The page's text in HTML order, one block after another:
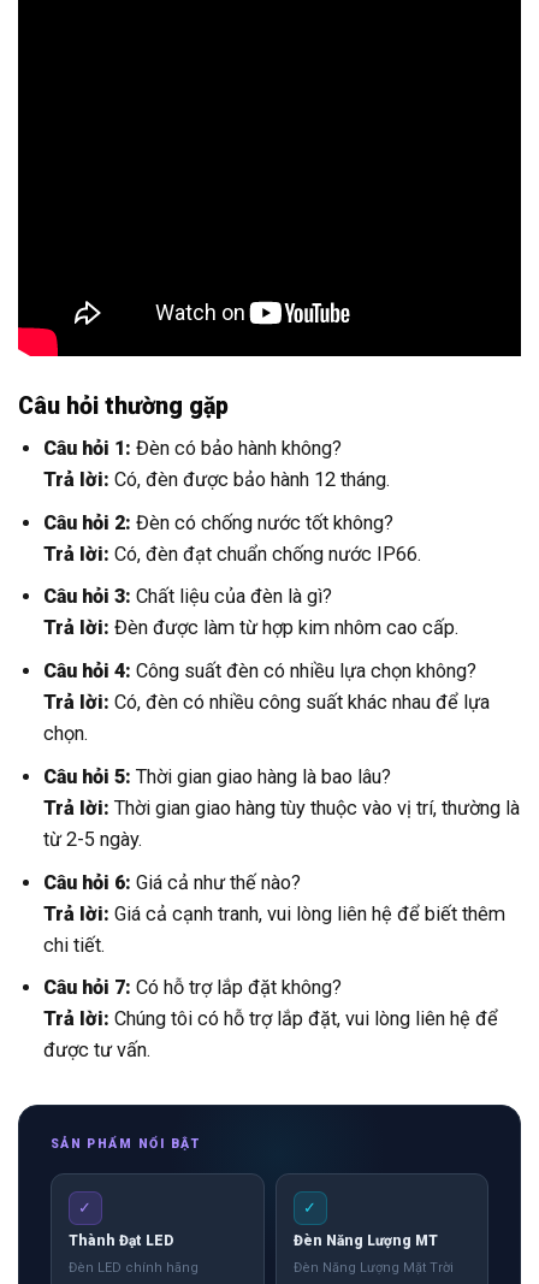
Câu hỏi thường gặp
Câu hỏi 1: Đèn có bảo hành không?
Trả lời: Có, đèn được bảo hành 12 tháng.
Câu hỏi 2: Đèn có chống nước tốt không?
Trả lời: Có, đèn đạt chuẩn chống nước IP66.
Câu hỏi 3: Chất liệu của đèn là gì?
Trả lời: Đèn được làm từ hợp kim nhôm cao cấp.
Câu hỏi 4: Công suất đèn có nhiều lựa chọn không?
Trả lời: Có, đèn có nhiều công suất khác nhau để lựa
chọn.
Câu hỏi 5: Thời gian giao hàng là bao lâu?
Trả lời: Thời gian giao hàng tùy thuộc vào vị trí, thường là
từ 2-5 ngày.
Câu hỏi 6: Giá cả như thế nào?
Trả lời: Giá cả cạnh tranh, vui lòng liên hệ để biết thêm
chi tiết.
Câu hỏi 7: Có hỗ trợ lắp đặt không?
Trả lời: Chúng tôi có hỗ trợ lắp đặt, vui lòng liên hệ để
được tư vấn.
SẢN PHẨM NỔI BẬT
✓
Thành Đạt LED
Đèn LED chính hãng
✓
Đèn Năng Lượng MT
Đèn Năng Lượng Mặt Trời